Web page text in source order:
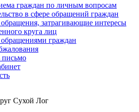
граждан по личным вопросам
в сфере обращений граждан
затрагивающие интересы
круга лиц
граждан
письмо
Сухой Лог